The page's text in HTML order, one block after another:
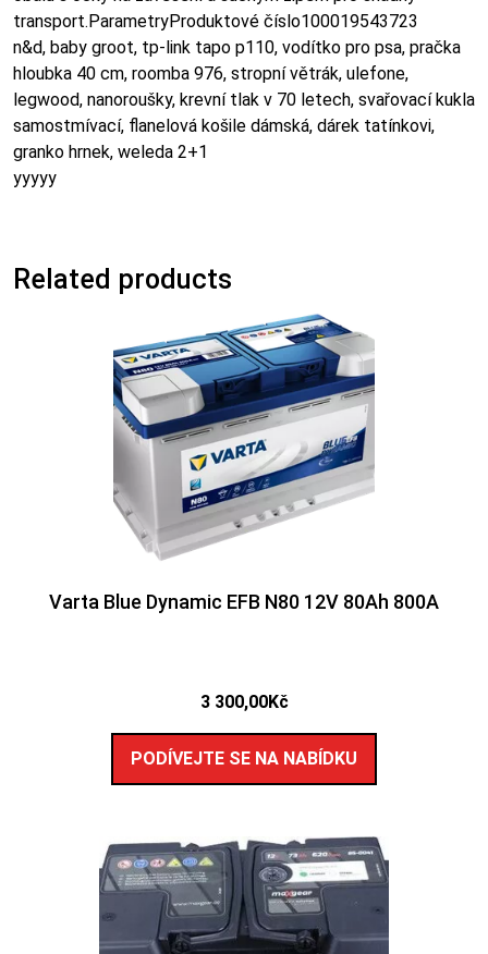
transport.ParametryProduktové číslo100019543723
n&d, baby groot, tp-link tapo p110, vodítko pro psa, pračka
hloubka 40 cm, roomba 976, stropní větrák, ulefone,
legwood, nanoroušky, krevní tlak v 70 letech, svařovací kukla
samostmívací, flanelová košile dámská, dárek tatínkovi,
granko hrnek, weleda 2+1
yyyyy
Related products
Varta Blue Dynamic EFB N80 12V 80Ah 800A
3 300,00Kč
PODÍVEJTE SE NA NABÍDKU